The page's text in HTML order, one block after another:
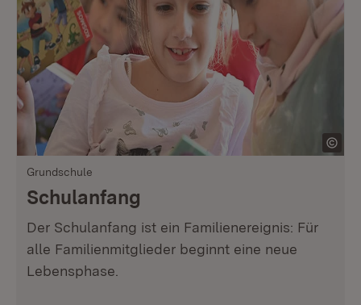
Grundschule
Schulanfang
Der Schulanfang ist ein Familienereignis: Für
alle Familienmitglieder beginnt eine neue
Lebensphase.